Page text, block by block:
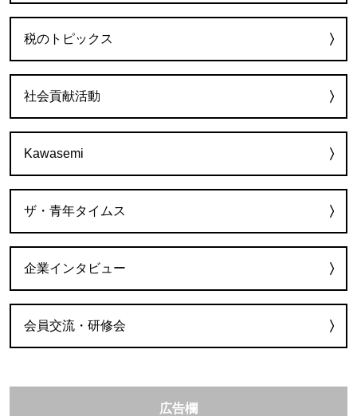
税のトピックス
社会貢献活動
Kawasemi
ザ・青年タイムス
企業インタビュー
会員交流・研修会
広告欄